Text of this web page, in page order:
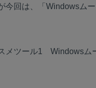
今回は、「Windowsム
メツール1 Windowsム